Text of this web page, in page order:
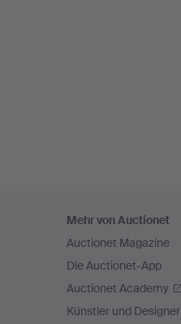
Mehr von Auctionet
Auctionet Magazine
Die Auctionet-App
Auctionet Academy
Künstler und Designer